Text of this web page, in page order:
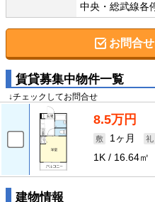
中央・総武線
お問合
賃貸募集中物件一覧
↓チェックしてお問合せ
8.5万円
1ヶ月
1K
16.64㎡
建物情報